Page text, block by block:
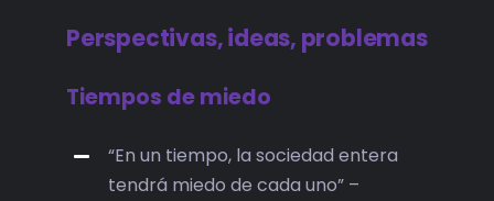
Perspectivas, ideas, problemas
Tiempos de miedo
“En un tiempo, la sociedad entera
tendrá miedo de cada uno” –